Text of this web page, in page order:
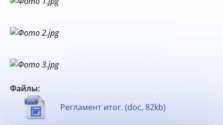
Файлы:
Регламент итог. (doc, 82kb)